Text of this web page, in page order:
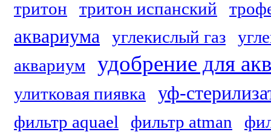
тритон
тритон испанский
аквариума углекислый газ
аквариум
удобрение для
улитковая пиявка уф-
фильтр aquael фильтр atman